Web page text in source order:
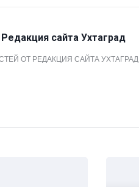
Редакция сайта Ухтаград
ОТ РЕДАКЦИЯ САЙТА УХТАГРАД